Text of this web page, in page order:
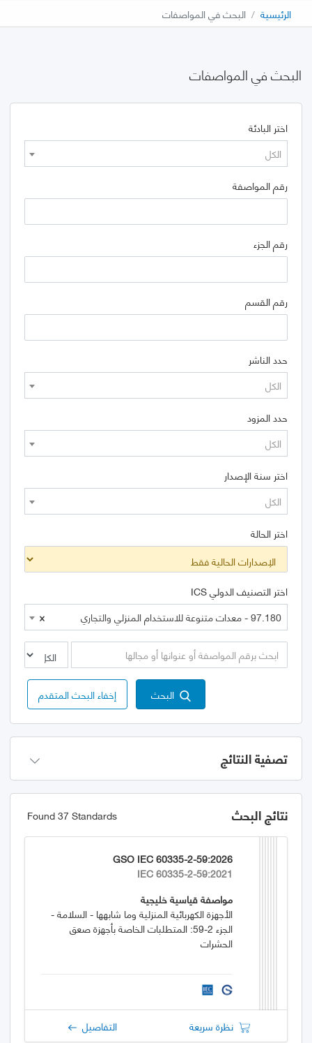
الرئيسية البحث في المواصفات
البحث في المواصفات
اختر البادئة
الكل
رقم المواصفة
رقم الجزء
رقم القسم
حدد الناشر
الكل
حدد المزود
الكل
اختر سنة الإصدار
الكل
اختر الحالة
اختر التصنيف الدولي ICS
×
97.180 - معدات متنوعة للاستخدام المنزلي والتجاري
البحث إخفاء البحث المتقدم
تصفية النتائج
نتائج البحث Found 37 Standards
GSO IEC 60335-2-59:2026
IEC 60335-2-59:2021
مواصفة قياسية خليجية
الأجهزة الكهربائية المنزلية وما شابهها - السلامة -
الجزء 2-59: المتطلبات الخاصة بأجهزة صعق
الحشرات
نظرة سريعة التفاصيل